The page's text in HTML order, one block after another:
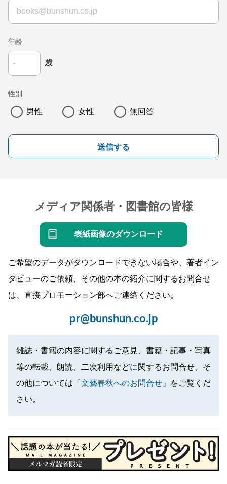
年齢
歳
性別
男性 女性 無回答
送信する
メディア関係者・図書館の皆様
表紙画像のダウンロード
ご希望のデータがダウンロードできない場合や、著者イン
タビューのご依頼、その他の本の紹介に関するお問合せ
は、直接プロモーション部へご連絡ください。
pr@bunshun.co.jp
雑誌・書籍の内容に関するご意見、書籍・記事・写真
等の転載、朗読、二次利用などに関するお問合せ、そ
の他については 「文藝春秋へのお問合せ」
をご覧くだ
さい。